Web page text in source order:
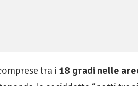
tra i 18 gradi nelle